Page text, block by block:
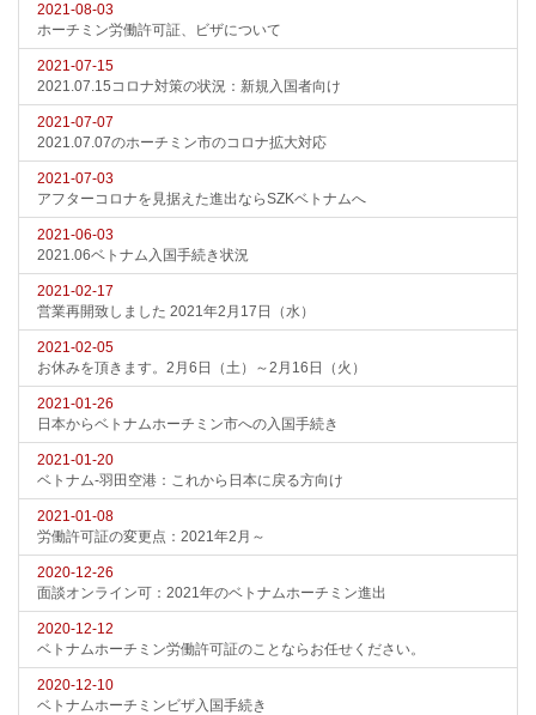
2021-08-03
ホーチミン労働許可証、ビザについて
2021-07-15
2021.07.15コロナ対策の状況：新規入国者向け
2021-07-07
2021.07.07のホーチミン市のコロナ拡大対応
2021-07-03
アフターコロナを見据えた進出ならSZKベトナムへ
2021-06-03
2021.06ベトナム入国手続き状況
2021-02-17
営業再開致しました 2021年2月17日（水）
2021-02-05
お休みを頂きます。2月6日（土）～2月16日（火）
2021-01-26
日本からベトナムホーチミン市への入国手続き
2021-01-20
ベトナム-羽田空港：これから日本に戻る方向け
2021-01-08
労働許可証の変更点：2021年2月～
2020-12-26
面談オンライン可：2021年のベトナムホーチミン進出
2020-12-12
ベトナムホーチミン労働許可証のことならお任せください。
2020-12-10
ベトナムホーチミンビザ入国手続き